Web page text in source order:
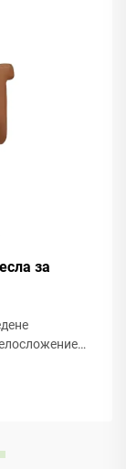
за
които